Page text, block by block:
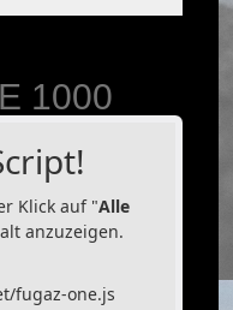
1000
Klick auf "Alle
anzuzeigen.
fugaz-one.js